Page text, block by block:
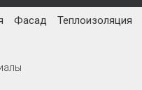
Фасад Теплоизоляция